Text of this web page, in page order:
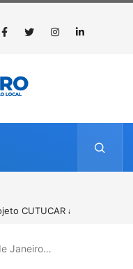
o futuro por meio da
Janeiro…